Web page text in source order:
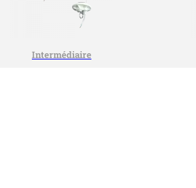
Intermédiaire